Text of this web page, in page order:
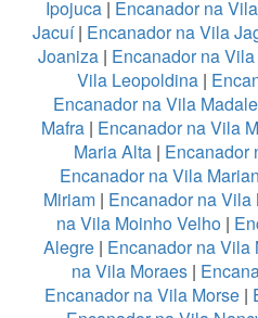
Ipojuca| Encanador na
Jacuí| Encanador na Vila
Joaniza| Encanador na
Vila Leopoldina|
Encanador na Vila
Mafra | Encanador na Vila
Maria Alta| Encanador
Encanador na Vila
Miriam | Encanador na
na Vila Moinho Velho |
Alegre| Encanador na Vila
na Vila Moraes|
Encanador na Vila Morse |